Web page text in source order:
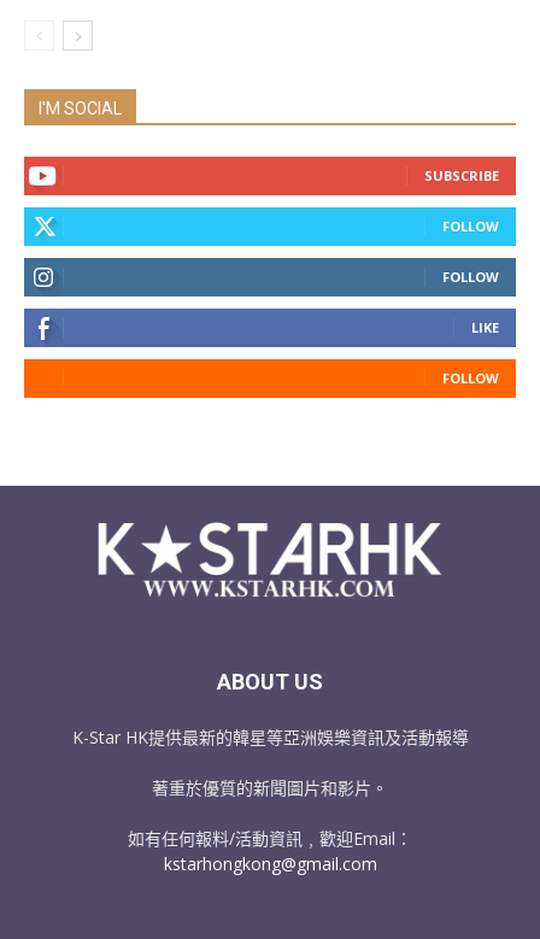
I'M SOCIAL
SUBSCRIBE
FOLLOW
FOLLOW
LIKE
FOLLOW
ABOUT US
K-Star HK提供最新的韓星等亞洲娛樂資訊及活動報導
著重於優質的新聞圖片和影片。
如有任何報料/活動資訊﹐歡迎Email：
kstarhongkong@gmail.com